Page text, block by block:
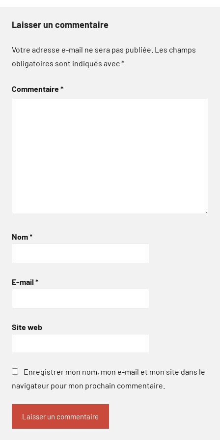
Laisser un commentaire
Votre adresse e-mail ne sera pas publiée. Les champs
obligatoires sont indiqués avec*
Commentaire*
Nom*
E-mail *
Site web
Enregistrer mon nom, mon e-mail et mon site dans le
navigateur pour mon prochain commentaire.